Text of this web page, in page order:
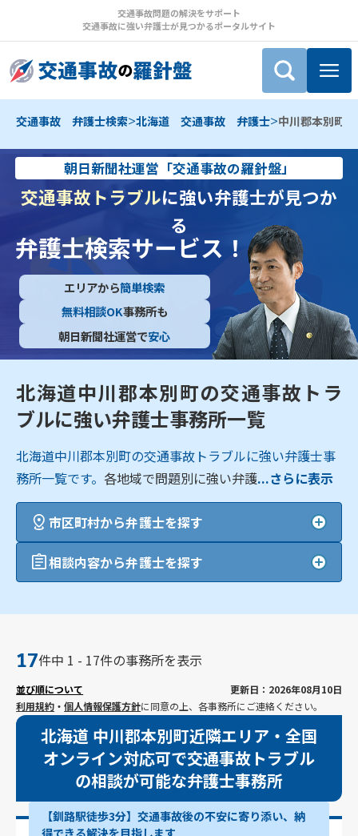
交通事故問題の解決をサポート
交通事故に強い弁護士が見つかるポータルサイト
交通事故 弁護士検索>北海道 交通事故 弁護士>中川郡本別町
朝日新聞社運営「交通事故の羅針盤」
交通事故トラブルに強い弁護士が見つか
る
弁護士検索サービス！
エリアから簡単検索
無料相談OK事務所も
朝日新聞社運営で安心
北海道中川郡本別町の交通事故トラ
ブルに強い弁護士事務所一覧
北海道中川郡本別町の交通事故トラブルに強い弁護士事
務所一覧です。各地域で問題別に強い弁護...さらに表示
市区町村から弁護士を探す
相談内容から弁護士を探す
17件中 1 - 17件の事務所を表示
並び順について
更新日：2026年08月10日
利用規約 ・個人情報保護方針に同意の上、各事務所にご連絡ください。
北海道 中川郡本別町近隣エリア・全国
オンライン対応可で交通事故トラブル
の相談が可能な弁護士事務所
【釧路駅徒歩3分】交通事故後の不安に寄り添い、納